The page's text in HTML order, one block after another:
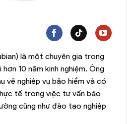
là một chuyên gia trong
10 năm kinh nghiệm. Ông
về nghiệp vụ bảo hiểm và có
tế trong việc tư vấn bảo
cũng như đào tạo nghiệp